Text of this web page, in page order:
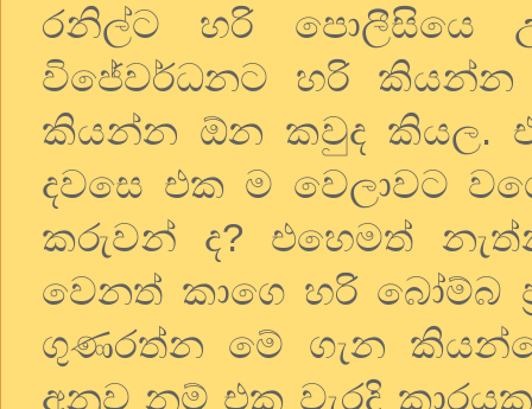
රනිල්ට හරි පොලීසියෙ
විජේවර්ධනට හරි කියන්න
කියන්න ඕන කවුද කියල.
දවසෙ එක ම වෙලාවට
කරුවන් ද? එහෙමත්
වෙනත් කාගෙ හරි බෝම්බ
ගුණරත්න මේ ගැන
අනුව නම් එක වැරදි